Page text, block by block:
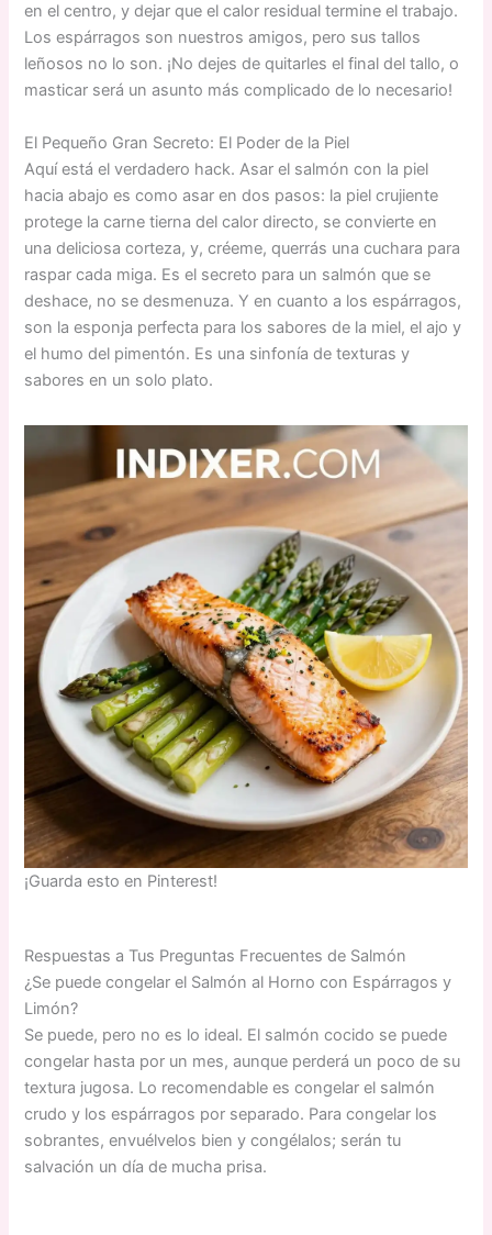
en el centro, y dejar que el calor residual termine el trabajo.
Los espárragos son nuestros amigos, pero sus tallos
leñosos no lo son. ¡No dejes de quitarles el final del tallo, o
masticar será un asunto más complicado de lo necesario!
El Pequeño Gran Secreto: El Poder de la Piel
Aquí está el verdadero hack. Asar el salmón con la piel
hacia abajo es como asar en dos pasos: la piel crujiente
protege la carne tierna del calor directo, se convierte en
una deliciosa corteza, y, créeme, querrás una cuchara para
raspar cada miga. Es el secreto para un salmón que se
deshace, no se desmenuza. Y en cuanto a los espárragos,
son la esponja perfecta para los sabores de la miel, el ajo y
el humo del pimentón. Es una sinfonía de texturas y
sabores en un solo plato.
¡Guarda esto en Pinterest!
Respuestas a Tus Preguntas Frecuentes de Salmón
¿Se puede congelar el Salmón al Horno con Espárragos y
Limón?
Se puede, pero no es lo ideal. El salmón cocido se puede
congelar hasta por un mes, aunque perderá un poco de su
textura jugosa. Lo recomendable es congelar el salmón
crudo y los espárragos por separado. Para congelar los
sobrantes, envuélvelos bien y congélalos; serán tu
salvación un día de mucha prisa.